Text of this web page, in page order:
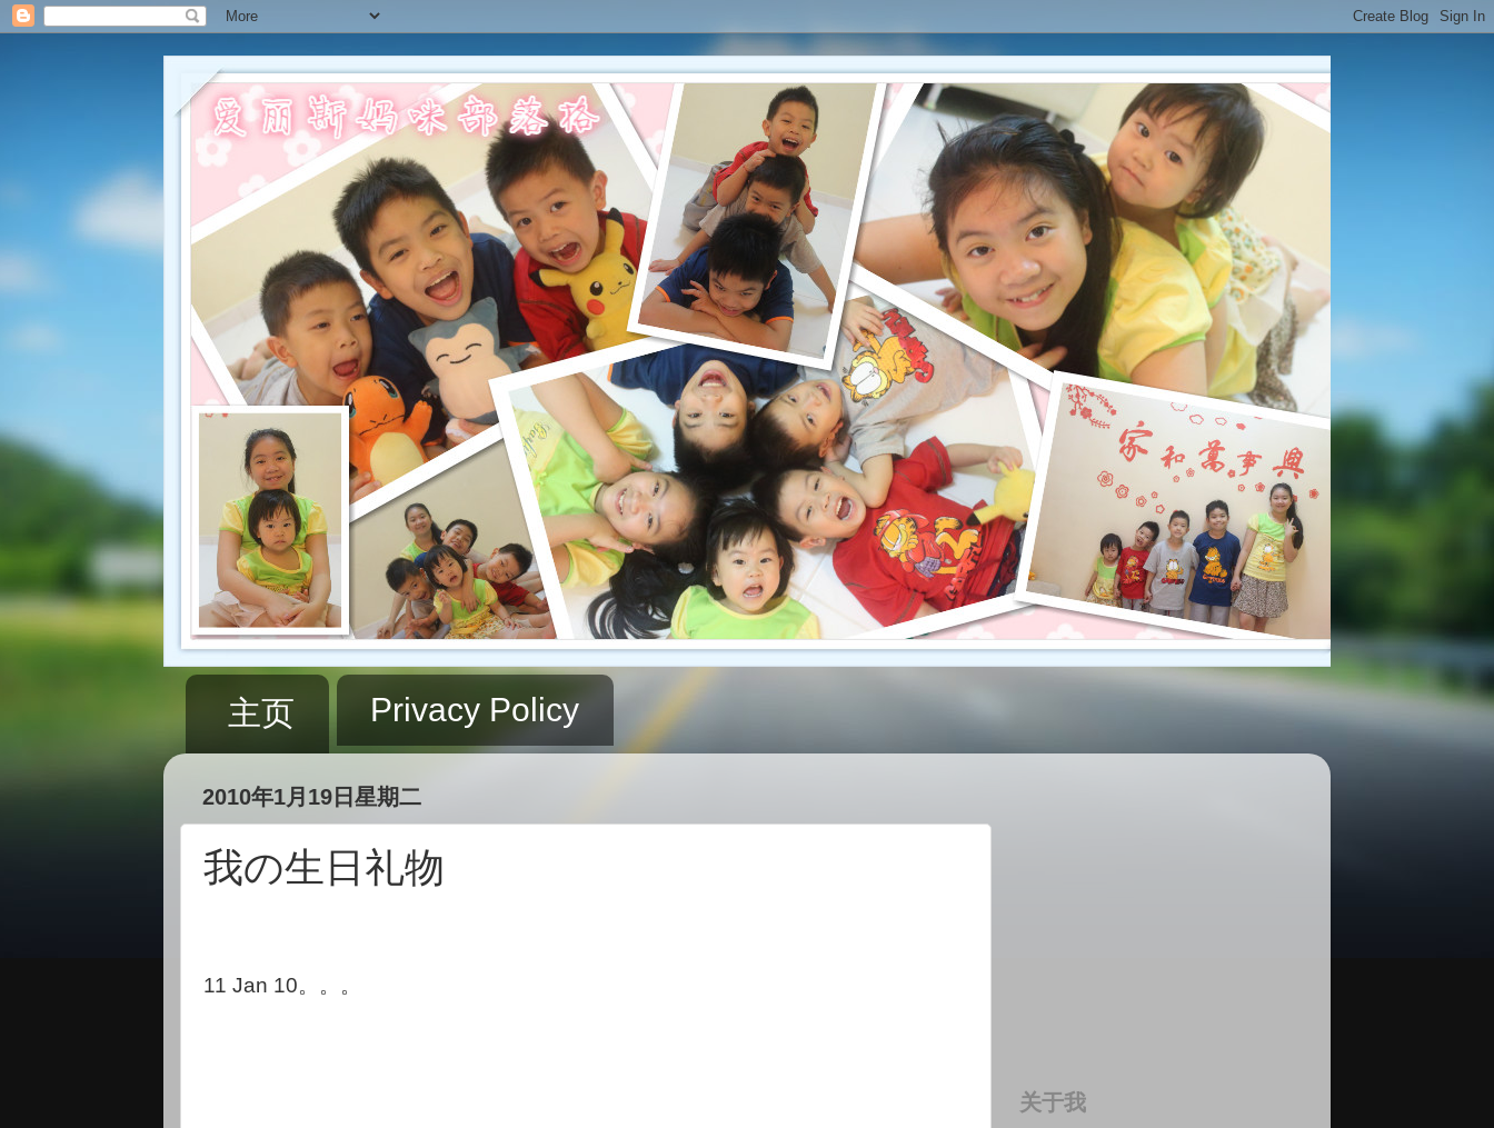
主页 Privacy Policy
2010年1月19日星期二
我の生日礼物
11 Jan 10。。。
关于我